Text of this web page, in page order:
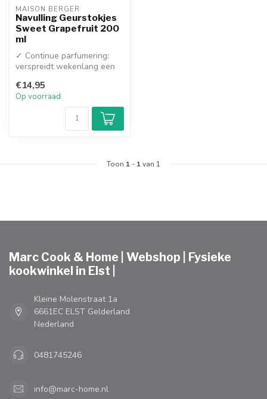
MAISON BERGER
Navulling Geurstokjes
Sweet Grapefruit 200
ml
✓ Continue parfumering:
verspreidt wekenlang een
zonder...
€14,95
Op voorraad
Toon 1 - 1van 1
Marc Cook & Home | Webshop | Fysieke
kookwinkel in Elst |
Kleine Molenstraat 1a
6661EC ELST Gelderland
Nederland
0481745246
info@marc-home.nl